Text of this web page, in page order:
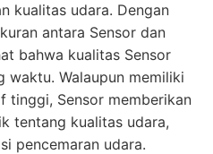
kualitas udara. Dengan
antara Sensor dan
bahwa kualitas Sensor
waktu. Walaupun memiliki
tinggi, Sensor memberikan
tentang kualitas udara,
pencemaran udara.